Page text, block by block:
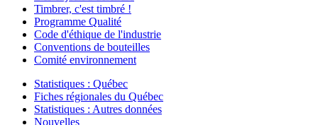
Timbrer, c'est timbré !
Programme Qualité
Code d'éthique de l'industrie
Conventions de bouteilles
Comité environnement
Statistiques : Québec
Fiches régionales du Québec
Statistiques : Autres données
Nouvelles